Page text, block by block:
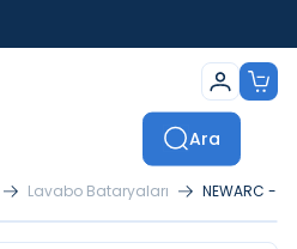
Ara
Lavabo Bataryaları NEWARC -